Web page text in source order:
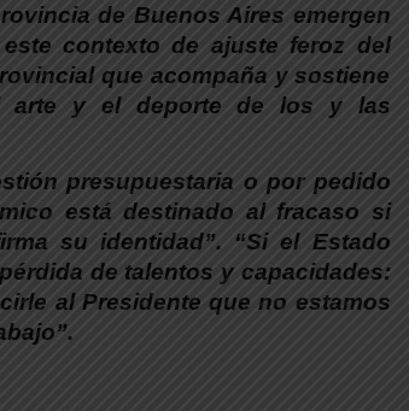
de Buenos Aires emergen
contexto de ajuste feroz del
que acompaña y sostiene
arte y el deporte de los y las
presupuestaria o por pedido
está destinado al fracaso si
su identidad”. “Si el Estado
de talentos y capacidades:
al Presidente que no estamos
”.